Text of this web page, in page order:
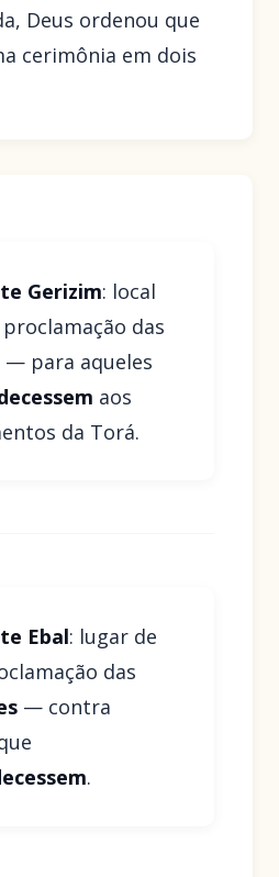
Deus ordenou que
cerimônia em dois
Gerizim: local
das
— para aqueles
aos
da Torá.
Ebal: lugar de
das
— contra
.